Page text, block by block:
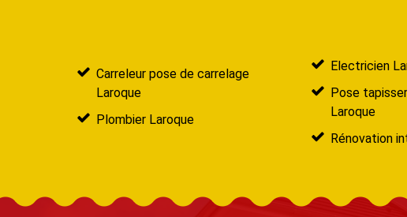
Carreleur pose de carrelage
Laroque
Plombier Laroque
Electricien
Pose
Laroque
Rénovation